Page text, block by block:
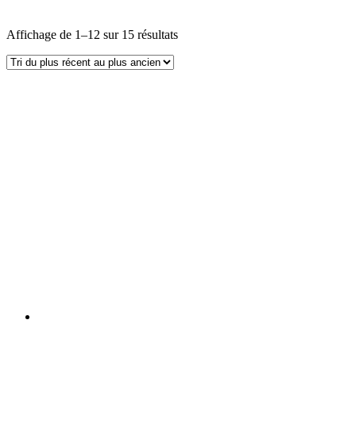
Affichage de 1–12 sur 15 résultats